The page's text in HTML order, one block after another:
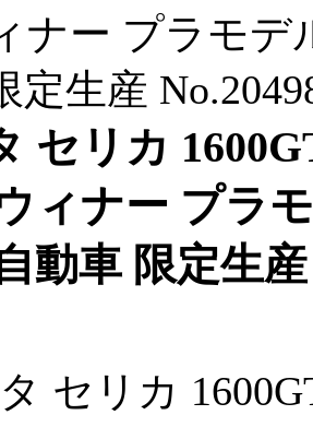
セリカ
ィナー プラ
動車 限定生
セリカ